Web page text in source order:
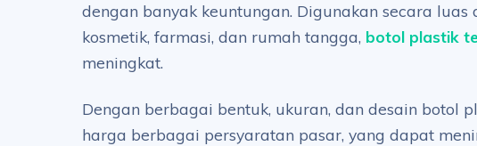
dengan banyak keuntungan. Digunakan secara
kosmetik, farmasi, dan rumah tangga, botol plastik
meningkat.
Dengan berbagai bentuk, ukuran, dan desain botol
harga berbagai persyaratan pasar, yang dapat